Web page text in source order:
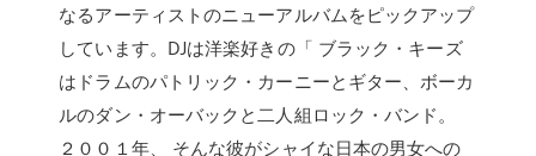
なるアーティストのニューアルバムをピックアップ
しています。DJは洋楽好きの「 ブラック・キーズ
はドラムのパトリック・カーニーとギター、ボーカ
ルのダン・オーバックと二人組ロック・バンド。
２００１年、 そんな彼がシャイな日本の男女への